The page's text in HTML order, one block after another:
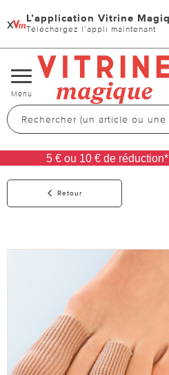
x L’application Vitrine
Téléchargez l’appli maintenant
Changer
de
navigation
Menu
5 € ou 10 € de
Retour